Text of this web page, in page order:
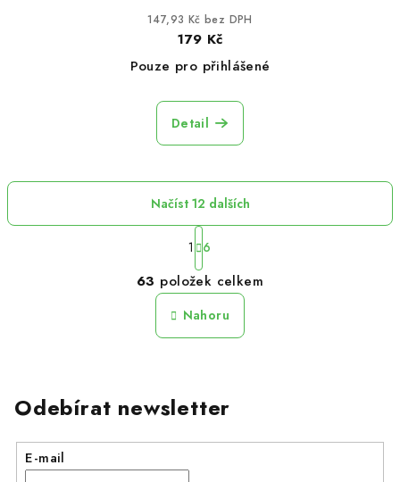
147,93 Kč bez DPH
179 Kč
Pouze pro přihlášené
Detail
O
v
l
í
Načíst 12 dalších
S
t
r
á
n
k
o
í
1 6
63 položek celkem
Nahoru
Odebírat newsletter
E-mail